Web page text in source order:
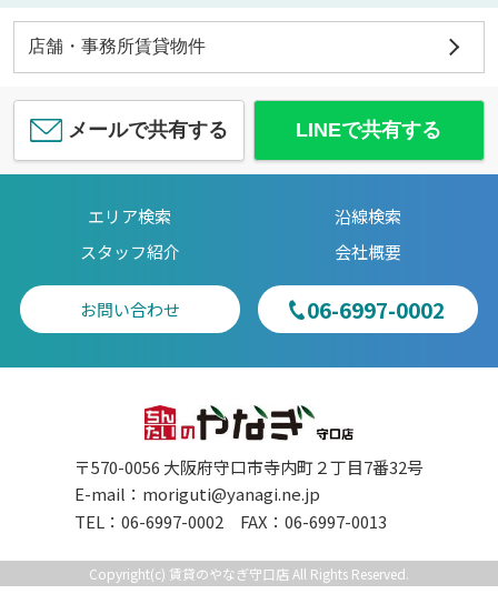
店舗・事務所賃貸物件
メールで共有する LINEで共有する
エリア検索
沿線検索
スタッフ紹介
会社概要
お問い合わせ 06-6997-0002
〒570-0056 大阪府守口市寺内町２丁目7番32号
E-mail： moriguti@yanagi.ne.jp
TEL：06-6997-0002 FAX：06-6997-0013
Copyright(c) 賃貸のやなぎ守口店 All Rights Reserved.